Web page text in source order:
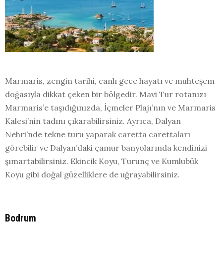
Marmaris, zengin tarihi, canlı gece hayatı ve muhteşem
doğasıyla dikkat çeken bir bölgedir. Mavi Tur rotanızı
Marmaris’e taşıdığınızda, İçmeler Plajı’nın ve Marmaris
Kalesi’nin tadını çıkarabilirsiniz. Ayrıca, Dalyan
Nehri’nde tekne turu yaparak caretta carettaları
görebilir ve Dalyan’daki çamur banyolarında kendinizi
şımartabilirsiniz. Ekincik Koyu, Turunç ve Kumlubük
Koyu gibi doğal güzelliklere de uğrayabilirsiniz.
Bodrum